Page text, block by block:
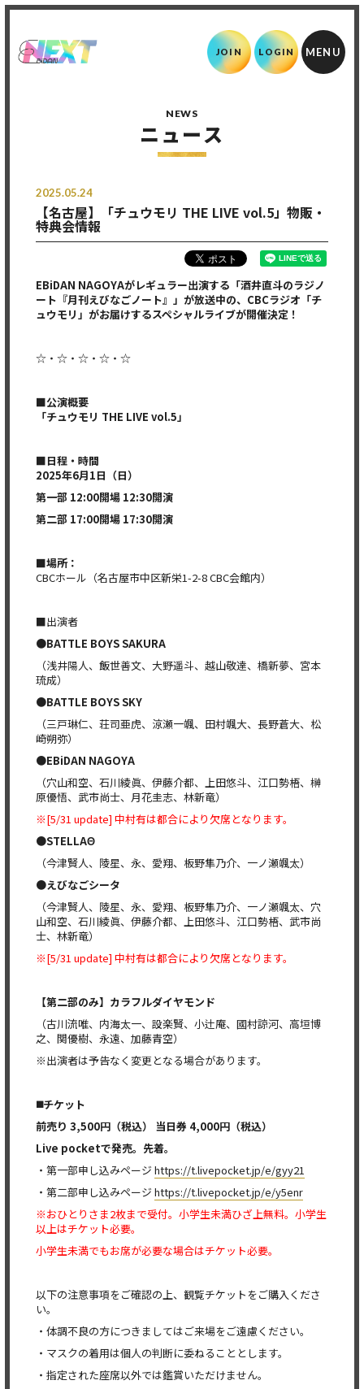
JOIN LOGIN
NEWS
ニュース
2025.05.24
【名古屋】「チュウモリ THE LIVE vol.5」物販・
特典会情報
EBiDAN NAGOYAがレギュラー出演する「酒井直斗のラジノ
ート『月刊えびなごノート』」が放送中の、CBCラジオ「チ
ュウモリ」がお届けするスペシャルライブが開催決定！
☆・☆・☆・☆・☆
■公演概要
「チュウモリ THE LIVE vol.5」
■日程・時間
2025年6月1日（日）
第一部 12:00開場 12:30開演
第二部 17:00開場 17:30開演
■場所：
CBCホール（名古屋市中区新栄1-2-8 CBC会館内）
■出演者
●BATTLE BOYS SAKURA
（浅井陽人、飯世善文、大野遥斗、越山敬達、橋新夢、宮本
琉成）
●BATTLE BOYS SKY
（三戸琳仁、荘司亜虎、涼瀬一颯、田村颯大、長野蒼大、松
崎朔弥）
●EBiDAN NAGOYA
（穴山和空、石川綾眞、伊藤介都、上田悠斗、江口勢梧、榊
原優悟、武市尚士、月花圭志、林新竜）
※[5/31 update] 中村有は都合により欠席となります。
●STELLAΘ
（今津賢人、陵星、永、愛翔、板野隼乃介、一ノ瀬颯太）
●えびなごシータ
（今津賢人、陵星、永、愛翔、板野隼乃介、一ノ瀬颯太、穴
山和空、石川綾眞、伊藤介都、上田悠斗、江口勢梧、武市尚
士、林新竜）
※[5/31 update] 中村有は都合により欠席となります。
【第二部のみ】カラフルダイヤモンド
（古川流唯、内海太一、設楽賢、小辻庵、國村諒河、高垣博
之、関優樹、永遠、加藤青空）
※出演者は予告なく変更となる場合があります。
◼️チケット
前売り 3,500円（税込） 当日券 4,000円（税込）
Live pocketで発売。先着。
・第一部申し込みページ https://t.livepocket.jp/e/gyy21
・第二部申し込みページ https://t.livepocket.jp/e/y5enr
※おひとりさま2枚まで受付。小学生未満ひざ上無料。小学生
以上はチケット必要。
小学生未満でもお席が必要な場合はチケット必要。
以下の注意事項をご確認の上、観覧チケットをご購入くださ
い。
・体調不良の方につきましてはご来場をご遠慮ください。
・マスクの着用は個人の判断に委ねることとします。
・指定された座席以外では鑑賞いただけません。